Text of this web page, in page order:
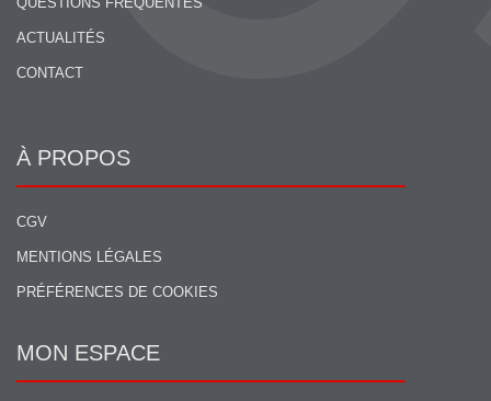
ACTUALITÉS
CONTACT
À PROPOS
CGV
MENTIONS LÉGALES
PRÉFÉRENCES DE COOKIES
MON ESPACE